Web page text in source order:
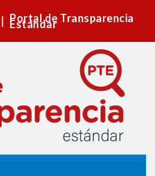
Portal de Transparencia
Estándar